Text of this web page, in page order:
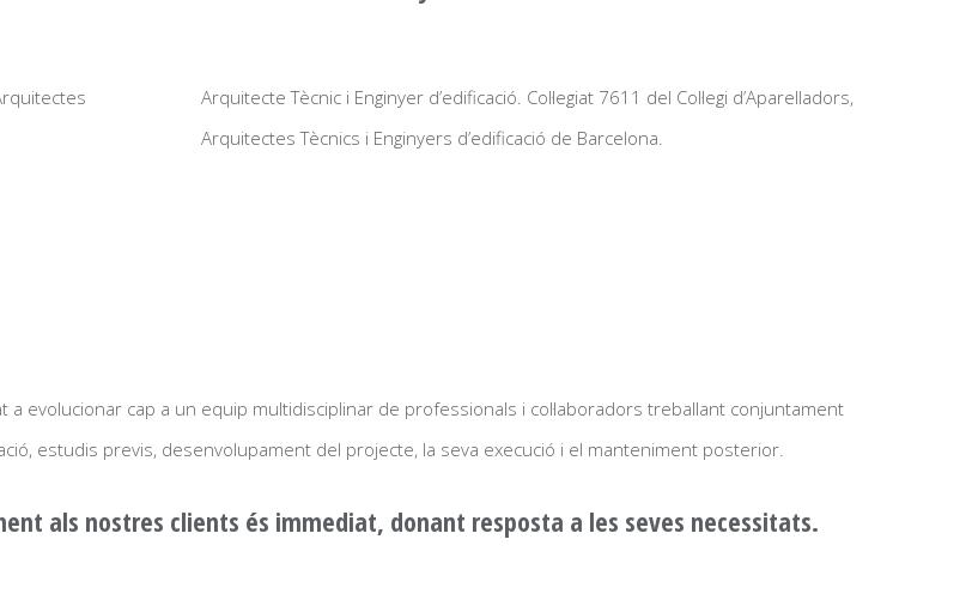
Arquitecte Tècnic i Enginyer d’edificació. Col·legiat 7611 del Col·legi d’Aparelladors,
Arquitectes Tècnics i Enginyers d’edificació de Barcelona.
evolucionar cap a un equip multidisciplinar de professionals i col·laboradors treballant conjuntament
estudis previs, desenvolupament del projecte, la seva execució i el manteniment posterior.
als nostres clients és immediat, donant resposta a les seves necessitats.